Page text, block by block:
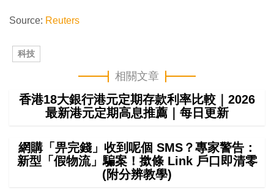
Source: Reuters
科技
相關文章
香港18大銀行港元定期存款利率比較｜2026
最新港元定期高息推薦｜每日更新
網購「畀完錢」收到呢個 SMS？專家警告：
新型「假物流」騙案！撳條 Link 戶口即清零
(附分辨教學)